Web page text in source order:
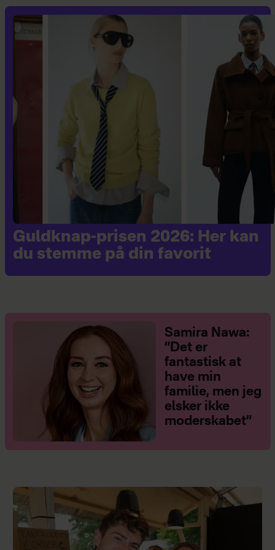
Guldknap-prisen 2026: Her kan
du stemme på din favorit
Samira Nawa:
”Det er
fantastisk at
have min
familie, men jeg
elsker ikke
moderskabet”